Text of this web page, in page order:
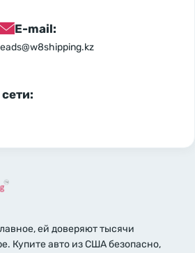
E-mail:
ей доверяют тысячи
Купите авто из США безопасно,